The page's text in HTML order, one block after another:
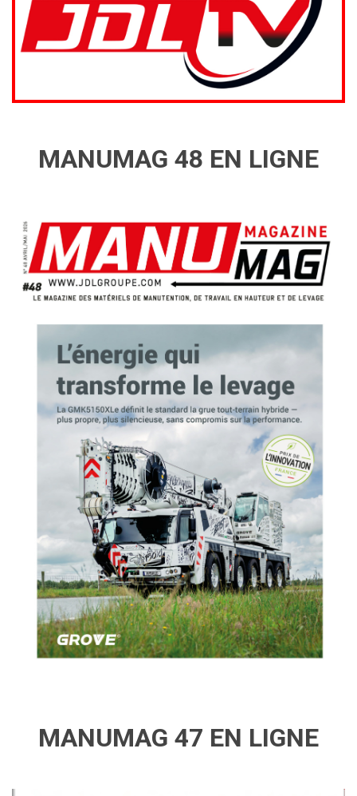
MANUMAG 48 EN LIGNE
MANUMAG 47 EN LIGNE